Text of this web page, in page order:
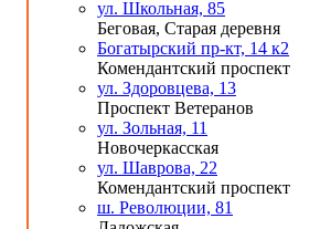
ул. Школьная, 85
Беговая, Старая деревня
Богатырский пр-кт, 14 к2
Комендантский проспект
ул. Здоровцева, 13
Проспект Ветеранов
ул. Зольная, 11
Новочеркасская
ул. Шаврова, 22
Комендантский проспект
ш. Революции, 81